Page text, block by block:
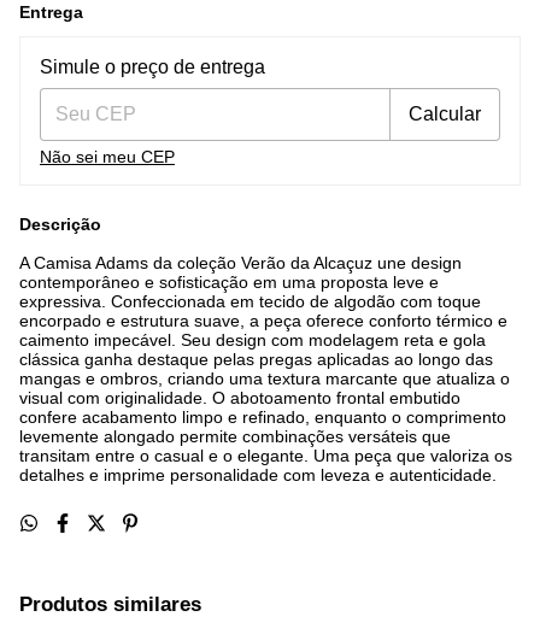
Entrega
Entregas para o CEP:
Simule o preço de entrega
Calcular
Não sei meu CEP
Descrição
A Camisa Adams da coleção Verão da Alcaçuz une design
contemporâneo e sofisticação em uma proposta leve e
expressiva. Confeccionada em tecido de algodão com toque
encorpado e estrutura suave, a peça oferece conforto térmico e
caimento impecável. Seu design com modelagem reta e gola
clássica ganha destaque pelas pregas aplicadas ao longo das
mangas e ombros, criando uma textura marcante que atualiza o
visual com originalidade. O abotoamento frontal embutido
confere acabamento limpo e refinado, enquanto o comprimento
levemente alongado permite combinações versáteis que
transitam entre o casual e o elegante. Uma peça que valoriza os
detalhes e imprime personalidade com leveza e autenticidade.
Produtos similares